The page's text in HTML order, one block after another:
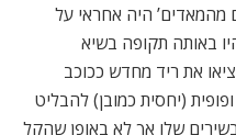
מהמאדים’ היה אחראי על
באותה תקופה בשיא
את ריד מחדש ככוכב
(יחסית כמובן) להבליט
שלו אך לא באופן שהקל